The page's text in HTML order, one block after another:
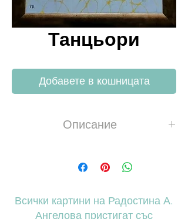
Танцьори
Добавете в кошницата
Описание
сатен лак
рамка 48x48 cm, готова за
окачване
Всички картини на Радостина А.
Ангелова пристигат със